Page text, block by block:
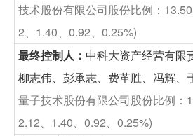
技术股份有限公司股份比例：
2、1.40、0.92、0.25%)
最终控制人： 中科大资产经营有限
柳志伟、彭承志、费革胜、冯辉、
量子技术股份有限公司股份比例：
2.12、1.40、0.92、0.25%)